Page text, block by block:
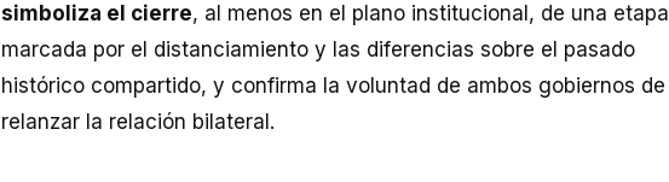
simboliza el cierre, al menos en el plano institucional, de una etapa
marcada por el distanciamiento y las diferencias sobre el pasado
histórico compartido, y confirma la voluntad de ambos gobiernos de
relanzar la relación bilateral.